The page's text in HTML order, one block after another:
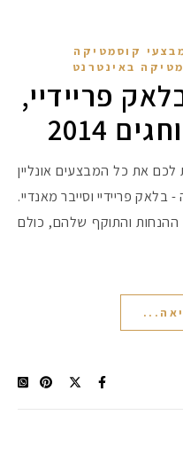
קוסמטיקה
באינטרנט
פריידיי,
2014
פריידיי וסייבר מאנדיי.
והתוקף שלהם, כולם